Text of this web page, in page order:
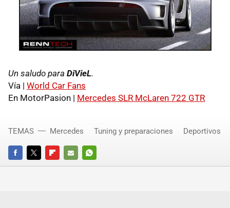
Un saludo para DiVieL.
Vía | World Car Fans
En MotorPasion | Mercedes SLR McLaren 722 GTR
FACEBOOKTWITTERFLIPBOARD
E-
WHATSAPP
TEMAS Mercedes Tuning y preparaciones Deportivos